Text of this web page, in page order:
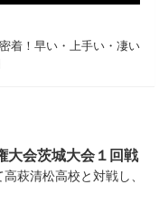
着！早い・上手い・凄い
大会茨城大会１回戦
萩清松高校と対戦し、